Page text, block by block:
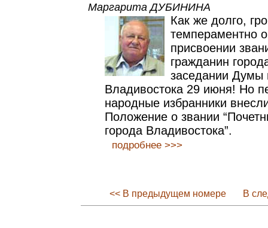
Маргарита ДУБИНИНА
Как же долго,
темпераментно
присвоении
гражданин
заседании Думы
Владивостока 29 июня! Но
народные избранники
Положение о звании
города Владивостока”.
подробнее >>>
<< В предыдущем номере В